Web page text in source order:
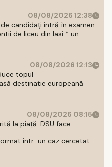
08/08/2026 12:38
candidați intră în examen
de liceu din Iasi * un
08/08/2026 12:13
topul
destinatie europeană
08/08/2026 08:15
la piață. DSU face
intr-un caz cercetat